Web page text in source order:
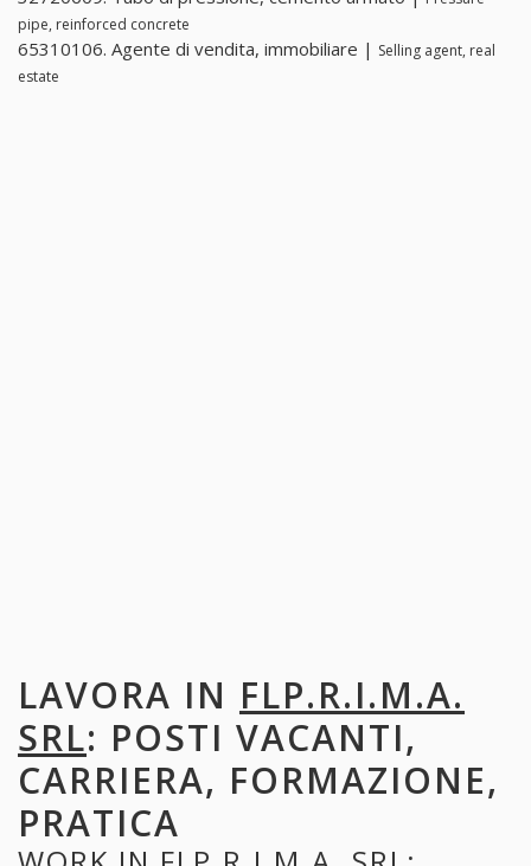
pipe, reinforced concrete
65310106. Agente di vendita, immobiliare | Selling agent, real
estate
LAVORA IN FLP.R.I.M.A.
SRL: POSTI VACANTI,
CARRIERA, FORMAZIONE,
PRATICA